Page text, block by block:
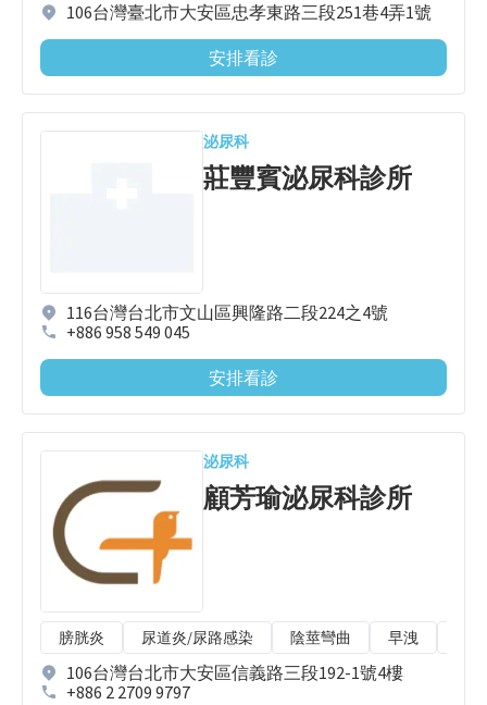
106台灣臺北市大安區忠孝東路三段251巷4弄1號
安排看診
泌尿科
莊豐賓泌尿科診所
116台灣台北市文山區興隆路二段224之4號
+886 958 549 045
安排看診
泌尿科
顧芳瑜泌尿科診所
膀胱炎 尿道炎/尿路感染 陰莖彎曲 早洩
106台灣台北市大安區信義路三段192-1號4樓
+886 2 2709 9797